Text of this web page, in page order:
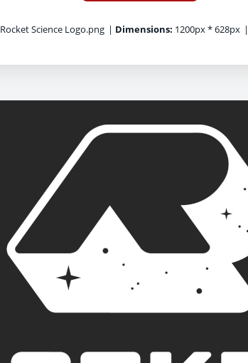
Rocket Science Logo.png | Dimensions: 1200px * 628px |